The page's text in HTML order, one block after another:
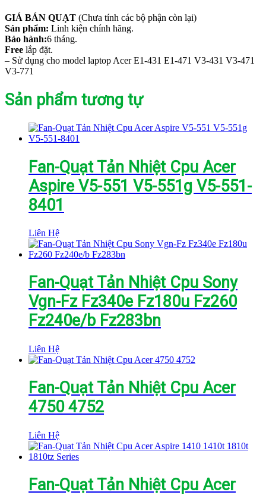
GIÁ BÁN QUẠT (Chưa tính các bộ phận còn lại)
Sản phẩm: Linh kiện chính hãng.
Bảo hành:6 tháng.
Free lắp đặt.
– Sử dụng cho model laptop Acer E1-431 E1-471 V3-431 V3-471
V3-771
Sản phẩm tương tự
Fan-Quạt Tản Nhiệt Cpu Acer
Aspire V5-551 V5-551g V5-551-
8401
Liên Hệ
Fan-Quạt Tản Nhiệt Cpu Sony
Vgn-Fz Fz340e Fz180u Fz260
Fz240e/b Fz283bn
Liên Hệ
Fan-Quạt Tản Nhiệt Cpu Acer
4750 4752
Liên Hệ
Fan-Quạt Tản Nhiệt Cpu Acer